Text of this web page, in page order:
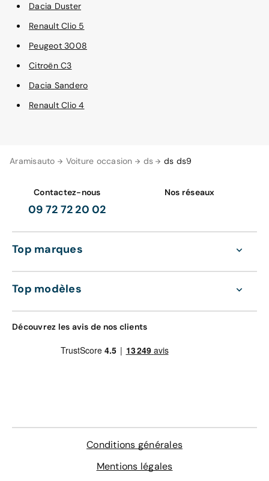
Aramisauto Voiture occasion ds ds ds9
Dacia Duster
Renault Clio 5
Peugeot 3008
Citroën C3
Dacia Sandero
Renault Clio 4
Contactez-nous
09 72 72 20 02
Nos réseaux
Top marques
Top modèles
Découvrez les avis de nos clients
Conditions générales
Mentions légales